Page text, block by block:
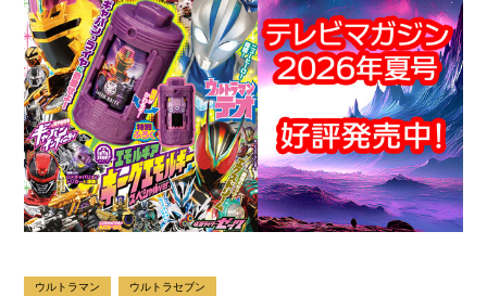
ウルトラマン ウルトラセブン